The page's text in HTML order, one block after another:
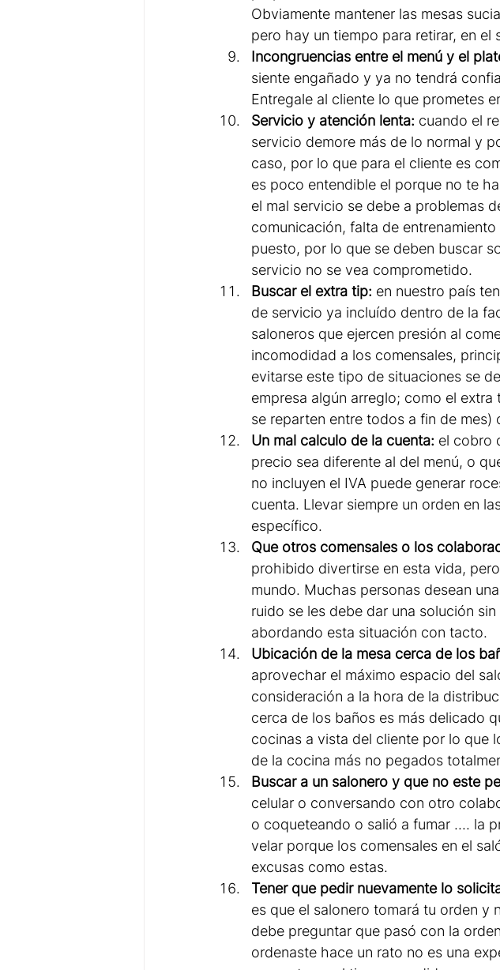
Obviamente mantener las mesas
pero hay un tiempo para retirar, en el
Incongruencias entre el menú y el
siente engañado y ya no tendrá
Entregale al cliente lo que prometes
Servicio y atención lenta: cuando el
servicio demore más de lo normal y
caso, por lo que para el cliente es
es poco entendible el porque no te
el mal servicio se debe a problemas
comunicación, falta de
puesto, por lo que se deben buscar
servicio no se vea comprometido.
Buscar el extra tip: en nuestro país
de servicio ya incluído dentro de la
saloneros que ejercen presión al
incomodidad a los comensales,
evitarse este tipo de situaciones se
empresa algún arreglo; como el
se reparten entre todos a fin de
Un mal calculo de la cuenta: el cobro
precio sea diferente al del menú, o
no incluyen el IVA puede generar
cuenta. Llevar siempre un orden en
específico.
Que otros comensales o los
prohibido divertirse en esta vida,
mundo. Muchas personas desean
ruido se les debe dar una solución
abordando esta situación con tacto.
Ubicación de la mesa cerca de los
aprovechar el máximo espacio del
consideración a la hora de la
cerca de los baños es más delicado
cocinas a vista del cliente por lo que
de la cocina más no pegados
Buscar a un salonero y que no este
celular o conversando con otro
o coqueteando o salió a fumar .... la
velar porque los comensales en el
excusas como estas.
Tener que pedir nuevamente lo
es que el salonero tomará tu orden
debe preguntar que pasó con la
ordenaste hace un rato no es una